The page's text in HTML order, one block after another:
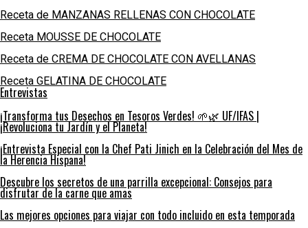
Receta de MANZANAS RELLENAS CON CHOCOLATE
Receta MOUSSE DE CHOCOLATE
Receta de CREMA DE CHOCOLATE CON AVELLANAS
Receta GELATINA DE CHOCOLATE
Entrevistas
¡Transforma tus Desechos en Tesoros Verdes! 🌱🌿 UF/IFAS |
¡Revoluciona tu Jardín y el Planeta!
¡Entrevista Especial con la Chef Pati Jinich en la Celebración del Mes de
la Herencia Hispana!
Descubre los secretos de una parrilla excepcional: Consejos para
disfrutar de la carne que amas
Las mejores opciones para viajar con todo incluido en esta temporada